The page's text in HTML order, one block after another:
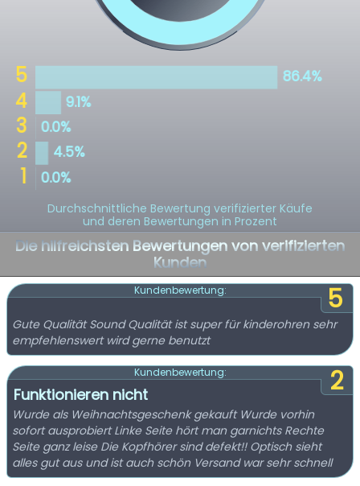
Durchschnittliche Bewertung verifizierter Käufe
und deren Bewertungen in Prozent
Die hilfreichsten Bewertungen von verifizierten
Kunden
5
Kundenbewertung:
Gute Qualität Sound Qualität ist super für kinderohren sehr
empfehlenswert wird gerne benutzt
2
Kundenbewertung:
Funktionieren nicht
Wurde als Weihnachtsgeschenk gekauft Wurde vorhin
sofort ausprobiert Linke Seite hört man garnichts Rechte
Seite ganz leise Die Kopfhörer sind defekt!! Optisch sieht
alles gut aus und ist auch schön Versand war sehr schnell